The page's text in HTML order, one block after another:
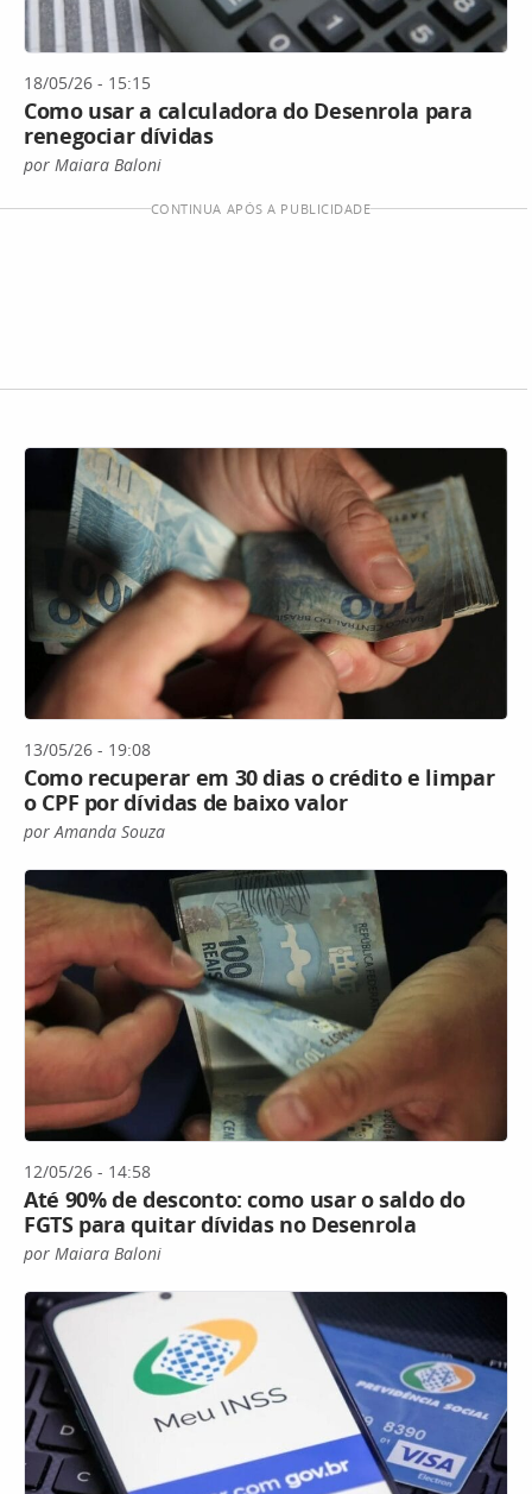
18/05/26 - 15:15
Como usar a calculadora do Desenrola para
renegociar dívidas
por Maiara Baloni
CONTINUA APÓS A PUBLICIDADE
13/05/26 - 19:08
Como recuperar em 30 dias o crédito e limpar
o CPF por dívidas de baixo valor
por Amanda Souza
12/05/26 - 14:58
Até 90% de desconto: como usar o saldo do
FGTS para quitar dívidas no Desenrola
por Maiara Baloni